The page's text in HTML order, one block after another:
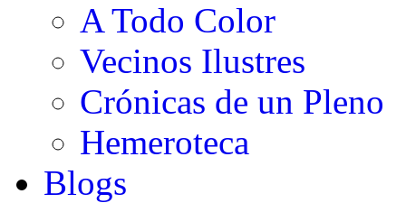
A Todo Color
Vecinos Ilustres
Crónicas de un Pleno
Hemeroteca
Blogs